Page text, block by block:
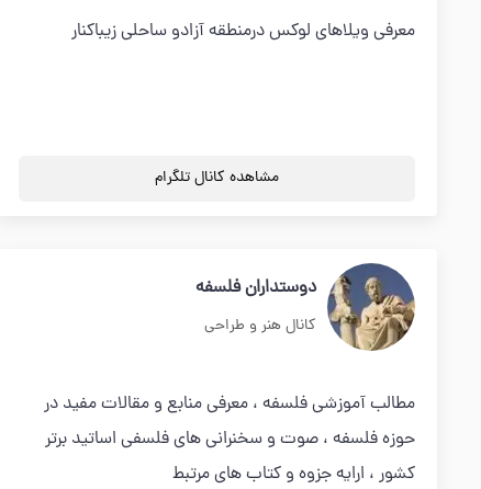
معرفی ویلاهای لوکس درمنطقه آزادو ساحلی زیباکنار
مشاهده کانال تلگرام
دوستداران فلسفه
کانال هنر و طراحی
مطالب آموزشی فلسفه ، معرفی منابع و مقالات مفید در
حوزه فلسفه ، صوت و سخنرانی های فلسفی اساتید برتر
کشور ، ارایه جزوه و کتاب های مرتبط